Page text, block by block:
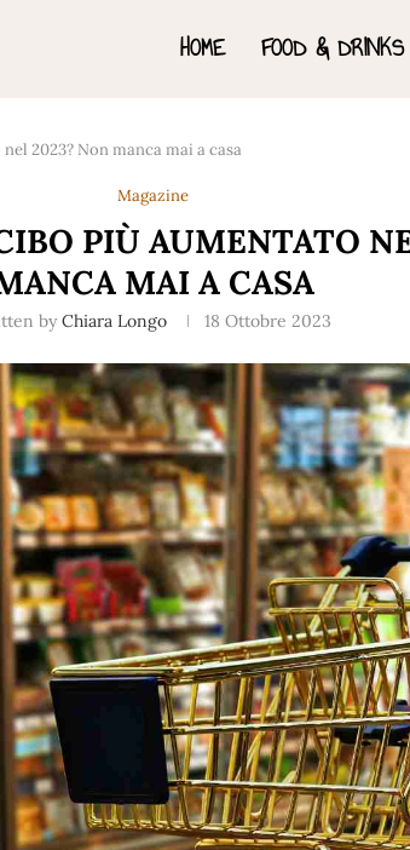
HOME FOOD & DRINKS
2023? Non manca mai a casa
Magazine
PIÙ AUMENTATO
MAI A CASA
by Chiara Longo 18 Ottobre 2023